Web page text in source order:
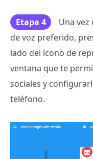
Etapa 4
Una
de voz preferido,
lado del ícono de
ventana que te
sociales y
teléfono.